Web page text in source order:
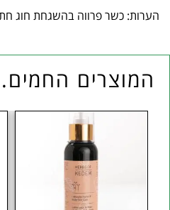
הערות: כשר פרווה בהשגחת חוג
המוצרים